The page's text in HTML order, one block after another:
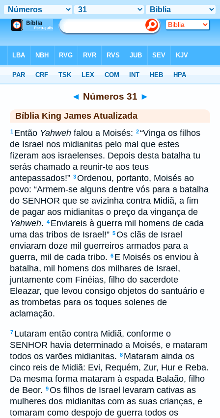
◄ Números 31 ►
Bíblia King James Atualizada
1 Então Yahweh falou a Moisés: 2“Vinga os filhos
de Israel nos midianitas pelo mal que estes
fizeram aos israelenses. Depois desta batalha tu
serás chamado a reunir-te aos teus
antepassados!” 3Ordenou, portanto, Moisés ao
povo: “Armem-se alguns dentre vós para a batalha
do SENHOR que se avizinha contra Midiã, a fim
de pagar aos midianitas o preço da vingança de
Yahweh. 4 Enviareis à guerra mil homens de cada
uma das tribos de Israel!” 5Os clãs de Israel
enviaram doze mil guerreiros armados para a
guerra, mil de cada tribo. 6 E Moisés os enviou à
batalha, mil homens dos milhares de Israel,
juntamente com Finéias, filho do sacerdote
Eleazar, que levou consigo objetos do santuário e
as trombetas para os toques solenes de
aclamação.
7 Lutaram então contra Midiã, conforme o
SENHOR havia determinado a Moisés, e mataram
todos os varões midianitas. 8 Mataram ainda os
cinco reis de Midiã: Evi, Requém, Zur, Hur e Reba.
Da mesma forma mataram à espada Balaão, filho
de Beor. 9Os filhos de Israel levaram cativas as
mulheres dos midianitas com as suas crianças, e
tomaram como despojo de guerra todos os